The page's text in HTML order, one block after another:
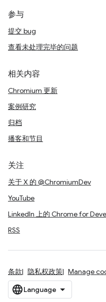
参与
提交 bug
查看未处理完毕的问题
相关内容
Chromium 更新
案例研究
归档
播客和节目
关注
关于 X 的 @ChromiumDev
YouTube
LinkedIn 上的 Chrome for
RSS
条款 隐私权政策 Manage